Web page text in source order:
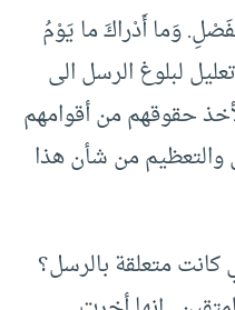
وَما أَدْراكَ ما يَوْمُ
لبلوغ الرسل الى
حقوقهم من أقوامهم
والتعظيم من شأن هذا
كانت متعلقة بالرسل؟